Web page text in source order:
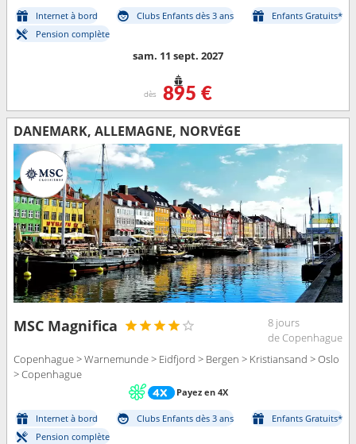
Internet à bord Clubs Enfants dès 3 ans
Enfants Gratuits*
Pension complète
sam. 11 sept. 2027
dès 895 €
DANEMARK, ALLEMAGNE, NORVÈGE
MSC Magnifica
8 jours
de Copenhague
Copenhague > Warnemunde > Eidfjord > Bergen > Kristiansand > Oslo
> Copenhague
Payez en 4X
Internet à bord Clubs Enfants dès 3 ans
Enfants Gratuits*
Pension complète